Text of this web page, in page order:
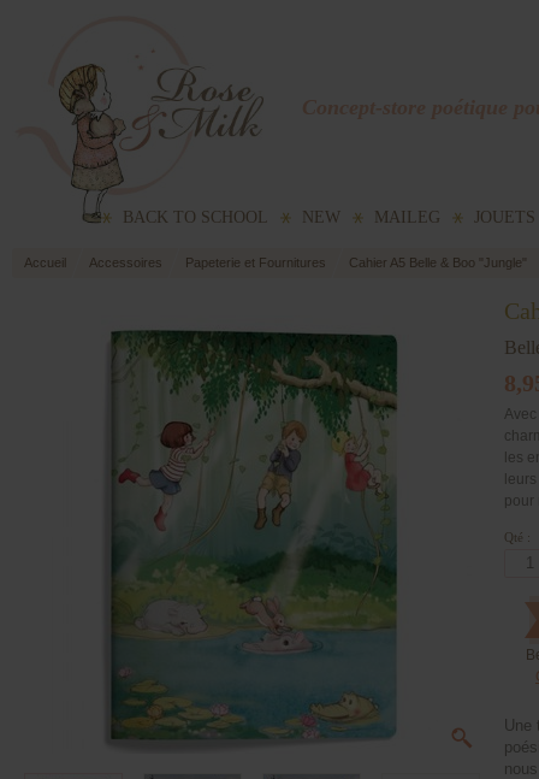
Concept-store poétique
BACK TO SCHOOL NEW MAILEG JOUETS
Accueil Accessoires Papeterie et Fournitures Cahier A5 Belle & Boo "Jungle"
les
pour
Qté :
Une